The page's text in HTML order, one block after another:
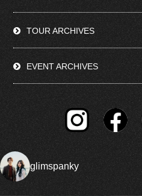
TOUR ARCHIVES
EVENT ARCHIVES
glimspanky